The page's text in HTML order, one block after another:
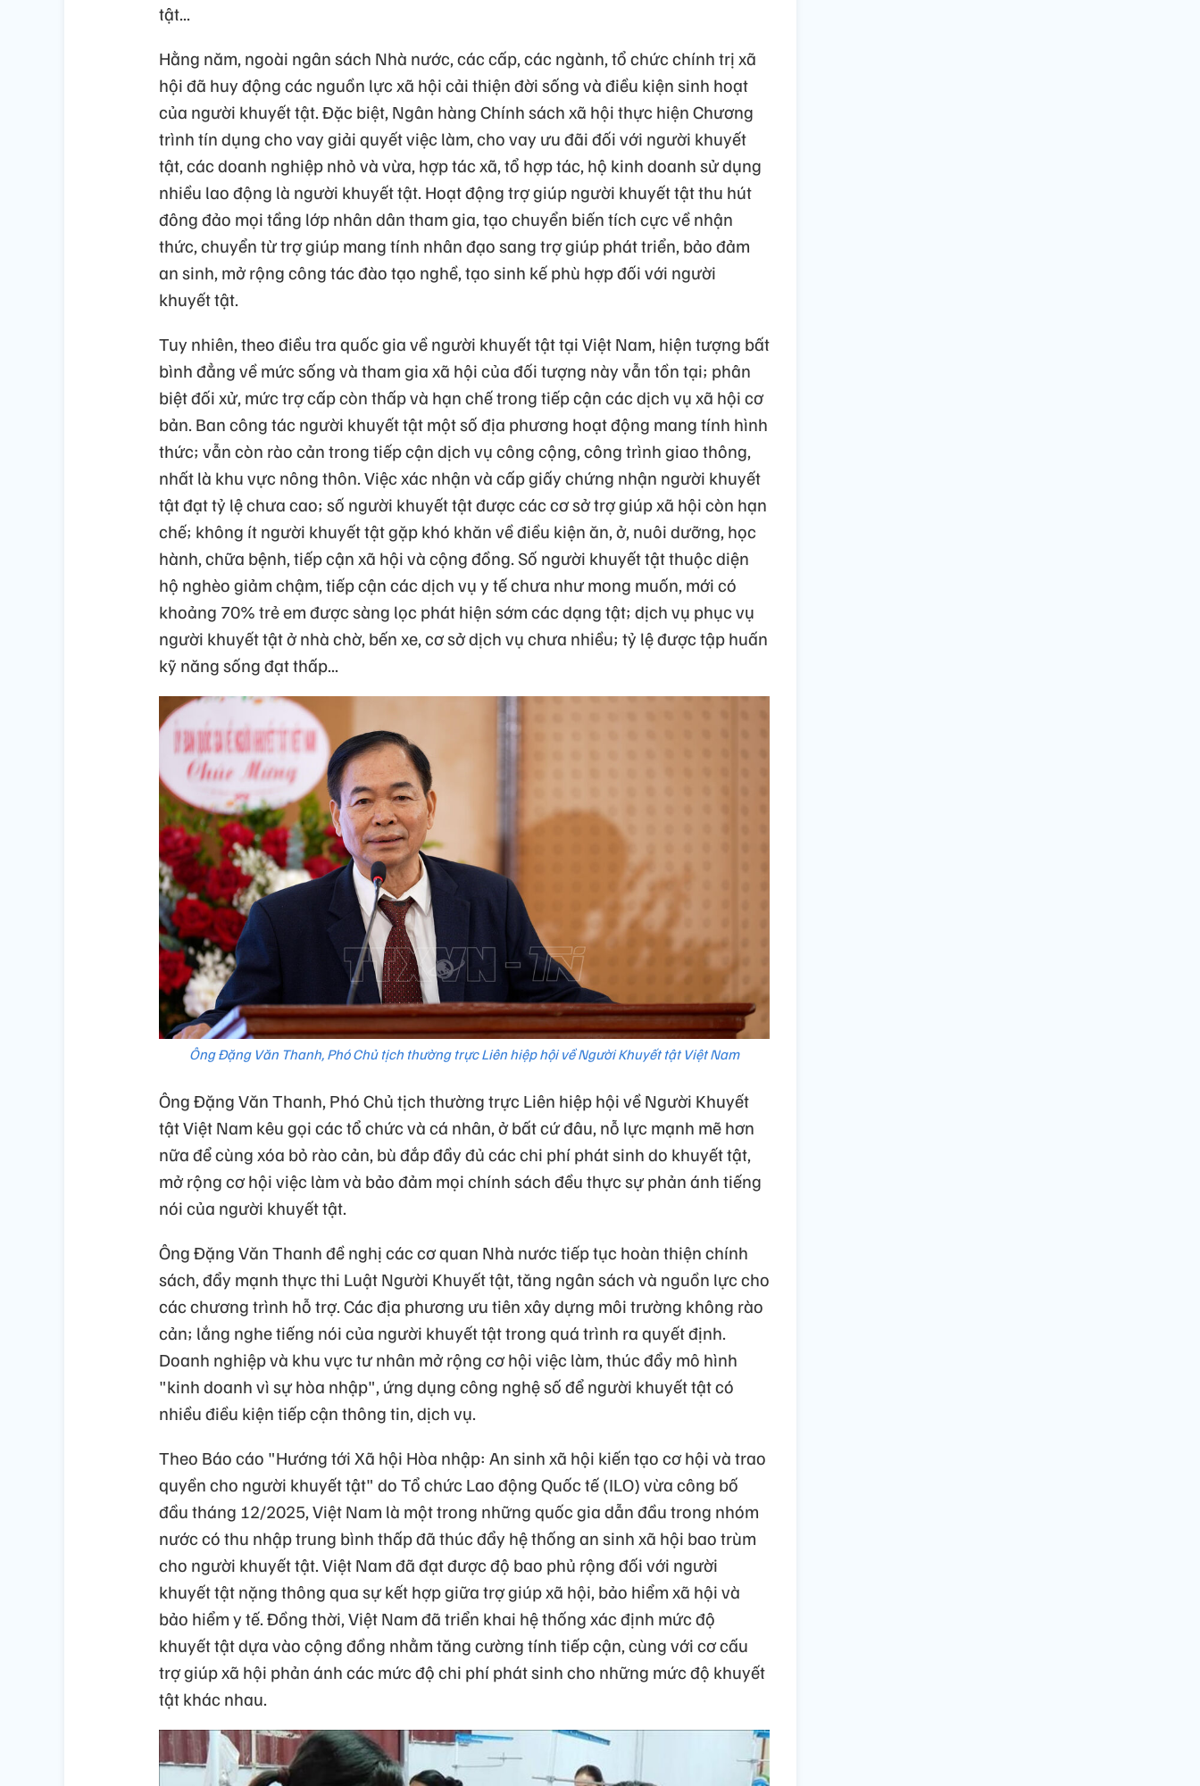
tật...
Hằng năm, ngoài ngân sách Nhà nước, các cấp, các ngành, tổ chức chính trị xã
hội đã huy động các nguồn lực xã hội cải thiện đời sống và điều kiện sinh hoạt
của người khuyết tật. Đặc biệt, Ngân hàng Chính sách xã hội thực hiện Chương
trình tín dụng cho vay giải quyết việc làm, cho vay ưu đãi đối với người khuyết
tật, các doanh nghiệp nhỏ và vừa, hợp tác xã, tổ hợp tác, hộ kinh doanh sử dụng
nhiều lao động là người khuyết tật. Hoạt động trợ giúp người khuyết tật thu hút
đông đảo mọi tầng lớp nhân dân tham gia, tạo chuyển biến tích cực về nhận
thức, chuyển từ trợ giúp mang tính nhân đạo sang trợ giúp phát triển, bảo đảm
an sinh, mở rộng công tác đào tạo nghề, tạo sinh kế phù hợp đối với người
khuyết tật.
Tuy nhiên, theo điều tra quốc gia về người khuyết tật tại Việt Nam, hiện tượng bất
bình đẳng về mức sống và tham gia xã hội của đối tượng này vẫn tồn tại; phân
biệt đối xử, mức trợ cấp còn thấp và hạn chế trong tiếp cận các dịch vụ xã hội cơ
bản. Ban công tác người khuyết tật một số địa phương hoạt động mang tính hình
thức; vẫn còn rào cản trong tiếp cận dịch vụ công cộng, công trình giao thông,
nhất là khu vực nông thôn. Việc xác nhận và cấp giấy chứng nhận người khuyết
tật đạt tỷ lệ chưa cao; số người khuyết tật được các cơ sở trợ giúp xã hội còn hạn
chế; không ít người khuyết tật gặp khó khăn về điều kiện ăn, ở, nuôi dưỡng, học
hành, chữa bệnh, tiếp cận xã hội và cộng đồng. Số người khuyết tật thuộc diện
hộ nghèo giảm chậm, tiếp cận các dịch vụ y tế chưa như mong muốn, mới có
khoảng 70% trẻ em được sàng lọc phát hiện sớm các dạng tật; dịch vụ phục vụ
người khuyết tật ở nhà chờ, bến xe, cơ sở dịch vụ chưa nhiều; tỷ lệ được tập huấn
kỹ năng sống đạt thấp...
Ông Đặng Văn Thanh, Phó Chủ tịch thường trực Liên hiệp hội về Người Khuyết tật Việt Nam
Ông Đặng Văn Thanh, Phó Chủ tịch thường trực Liên hiệp hội về Người Khuyết
tật Việt Nam kêu gọi các tổ chức và cá nhân, ở bất cứ đâu, nỗ lực mạnh mẽ hơn
nữa để cùng xóa bỏ rào cản, bù đắp đầy đủ các chi phí phát sinh do khuyết tật,
mở rộng cơ hội việc làm và bảo đảm mọi chính sách đều thực sự phản ánh tiếng
nói của người khuyết tật.
Ông Đặng Văn Thanh đề nghị các cơ quan Nhà nước tiếp tục hoàn thiện chính
sách, đẩy mạnh thực thi Luật Người Khuyết tật, tăng ngân sách và nguồn lực cho
các chương trình hỗ trợ. Các địa phương ưu tiên xây dựng môi trường không rào
cản; lắng nghe tiếng nói của người khuyết tật trong quá trình ra quyết định.
Doanh nghiệp và khu vực tư nhân mở rộng cơ hội việc làm, thúc đẩy mô hình
"kinh doanh vì sự hòa nhập", ứng dụng công nghệ số để người khuyết tật có
nhiều điều kiện tiếp cận thông tin, dịch vụ.
Theo Báo cáo "Hướng tới Xã hội Hòa nhập: An sinh xã hội kiến tạo cơ hội và trao
quyền cho người khuyết tật" do Tổ chức Lao động Quốc tế (ILO) vừa công bố
đầu tháng 12/2025, Việt Nam là một trong những quốc gia dẫn đầu trong nhóm
nước có thu nhập trung bình thấp đã thúc đẩy hệ thống an sinh xã hội bao trùm
cho người khuyết tật. Việt Nam đã đạt được độ bao phủ rộng đối với người
khuyết tật nặng thông qua sự kết hợp giữa trợ giúp xã hội, bảo hiểm xã hội và
bảo hiểm y tế. Đồng thời, Việt Nam đã triển khai hệ thống xác định mức độ
khuyết tật dựa vào cộng đồng nhằm tăng cường tính tiếp cận, cùng với cơ cấu
trợ giúp xã hội phản ánh các mức độ chi phí phát sinh cho những mức độ khuyết
tật khác nhau.